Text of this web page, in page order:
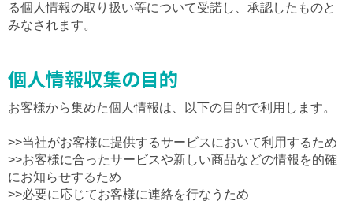
る個人情報の取り扱い等について受諾し、承認したものと
みなされます。
個人情報収集の目的
お客様から集めた個人情報は、以下の目的で利用します。
>>当社がお客様に提供するサービスにおいて利用するため
>>お客様に合ったサービスや新しい商品などの情報を的確
にお知らせするため
>>必要に応じてお客様に連絡を行なうため